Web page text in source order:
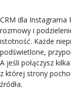
CRM dla Instagrama
rozmowy i
istotność. Każde
podświetlone,
A jeśli połączysz
z której strony
źródła.